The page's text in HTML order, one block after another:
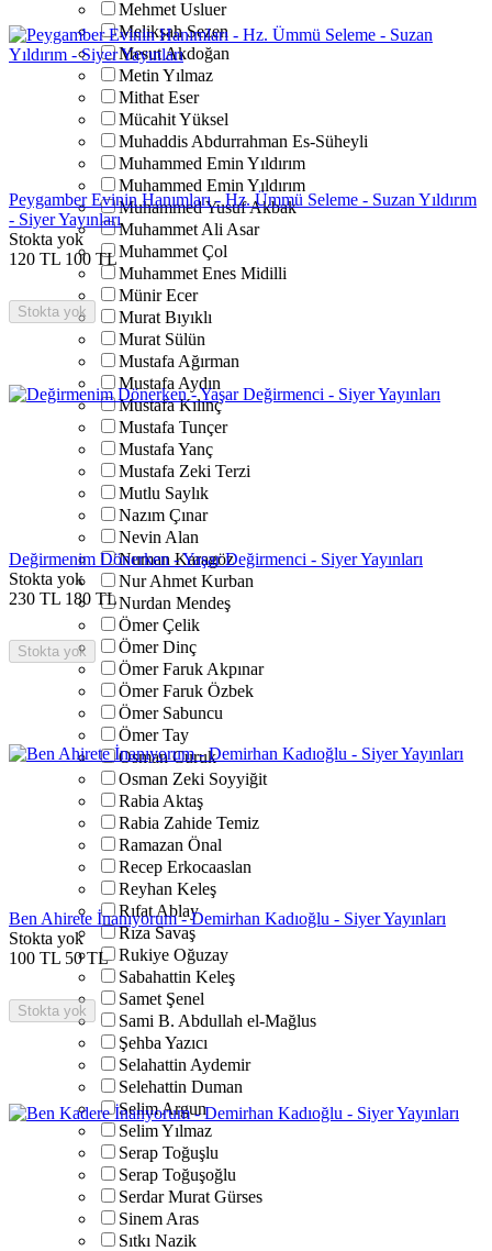
Mehmet Usluer
Melikşah Sezen
Mesut Akdoğan
Metin Yılmaz
Mithat Eser
Mücahit Yüksel
Muhaddis Abdurrahman Es-Süheyli
Muhammed Emin Yıldırım
Muhammed Emin Yıldırım
Muhammed Yusuf Akbak
Muhammet Ali Asar
Muhammet Çol
Muhammet Enes Midilli
Münir Ecer
Murat Bıyıklı
Murat Sülün
Mustafa Ağırman
Mustafa Aydın
Mustafa Kılınç
Mustafa Tunçer
Mustafa Yanç
Mustafa Zeki Terzi
Mutlu Saylık
Nazım Çınar
Nevin Alan
Numan Karagöz
Nur Ahmet Kurban
Nurdan Mendeş
Ömer Çelik
Ömer Dinç
Ömer Faruk Akpınar
Ömer Faruk Özbek
Ömer Sabuncu
Ömer Tay
Osman Curuk
Osman Zeki Soyyiğit
Rabia Aktaş
Rabia Zahide Temiz
Ramazan Önal
Recep Erkocaaslan
Reyhan Keleş
Rıfat Ablay
Rıza Savaş
Rukiye Oğuzay
Sabahattin Keleş
Samet Şenel
Sami B. Abdullah el-Mağlus
Şehba Yazıcı
Selahattin Aydemir
Selehattin Duman
Selim Argun
Selim Yılmaz
Serap Toğuşlu
Serap Toğuşoğlu
Serdar Murat Gürses
Sinem Aras
Sıtkı Nazik
Peygamber Evinin Hanımları - Hz. Ümmü Seleme - Suzan Yıldırım
- Siyer Yayınları
Stokta yok
120 TL 100 TL
Stokta yok
Değirmenim Dönerken - Yaşar Değirmenci - Siyer Yayınları
Stokta yok
230 TL 180 TL
Stokta yok
Ben Ahirete İnanıyorum - Demirhan Kadıoğlu - Siyer Yayınları
Stokta yok
100 TL 50 TL
Stokta yok